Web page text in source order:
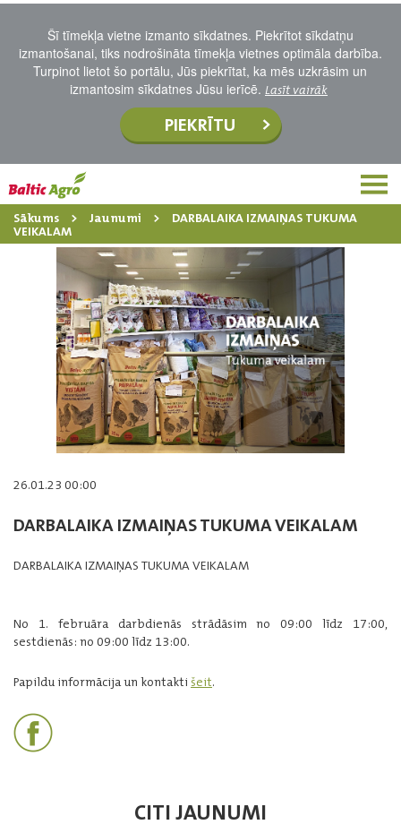
Šī tīmekļa vietne izmanto sīkdatnes. Piekrītot sīkdatņu
izmantošanai, tiks nodrošināta tīmekļa vietnes optimāla darbība.
Turpinot lietot šo portālu, Jūs piekrītat, ka mēs uzkrāsim un
izmantosim sīkdatnes Jūsu ierīcē. Lasīt vairāk
PIEKRĪTU
Sākums Jaunumi
DARBALAIKA IZMAIŅAS TUKUMA
VEIKALAM
26.01.23 00:00
DARBALAIKA IZMAIŅAS TUKUMA VEIKALAM
DARBALAIKA IZMAIŅAS TUKUMA VEIKALAM
No 1. februāra darbdienās strādāsim no 09:00 līdz 17:00,
sestdienās: no 09:00 līdz 13:00.
Papildu informācija un kontakti šeit.
CITI JAUNUMI